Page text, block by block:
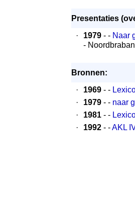
Presentaties
·
1979 - - Naar
-
Bronnen:
·
1969 - -
·
1979 - - naar
·
1981 - -
·
1992 - -AKL